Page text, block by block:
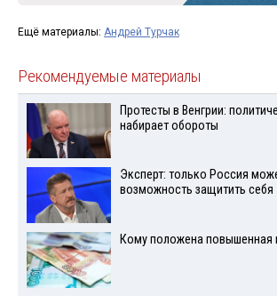
Ещё материалы: Андрей Турчак
Рекомендуемые материалы
Протесты в Венгрии:
набирает обороты
Эксперт: только Россия
возможность защитить себя
Кому положена повышенная